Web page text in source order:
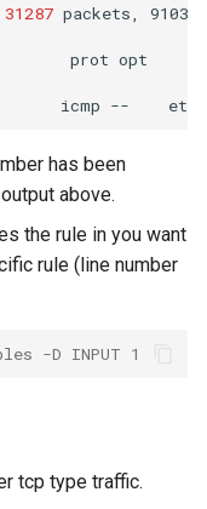
31287 packets, 9103K
prot opt
icmp -- eth0
has been
above.
the rule in you want
rule (line number
-D INPUT 1
tcp type traffic.